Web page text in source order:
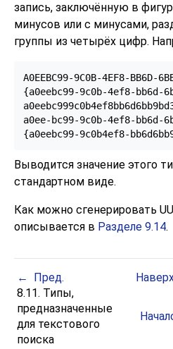
запись, заключённую в
минусов или с минусами,
группы из четырёх цифр.
A0EEBC99-9C0B-4EF8-BB6D-
{a0eebc99-9c0b-4ef8-bb6d-
a0ee-bc99-9c0b-4ef8-bb6d-
{a0eebc99-9c0b4ef8-
Выводится значение этого
стандартном виде.
Как можно сгенерировать
описывается в Разделе 9.14.
Пред.
8.11. Типы,
предназначенные
для текстового
поиска